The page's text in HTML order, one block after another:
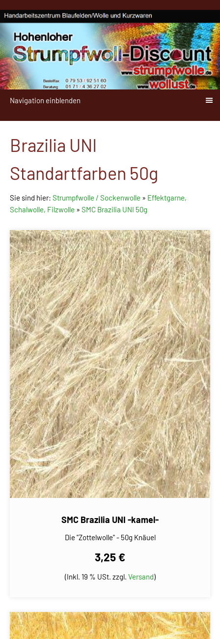
Navigation einblenden
Brazilia UNI
Standartfarben 50g
Sie sind hier: Strumpfwolle / Sockenwolle » Effektgarne,
Schalwolle, Filzwolle » SMC Brazilia UNI 50g
SMC Brazilia UNI -kamel-
Die "Zottelwolle" - 50g Knäuel
3,25 €
(Inkl. 19 % USt. zzgl. Versand)